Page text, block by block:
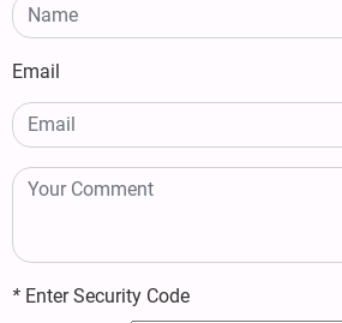
Email
* Enter Security Code